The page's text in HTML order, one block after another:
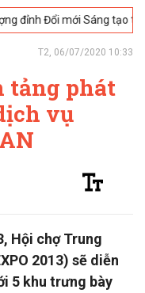
mới Sáng tạo trong
T2, 06/07/2020 10:33
tảng phát
vụ
Hội chợ Trung
2013) sẽ diễn
5 khu trưng bày